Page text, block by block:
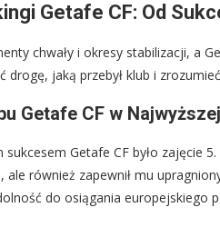
Getafe CF: Od
chwały i okresy stabilizacji, a
drogę, jaką przebył klub i
Getafe CF w
Getafe CF było zajęcie
ale również zapewnił mu
do osiągania europejskiego